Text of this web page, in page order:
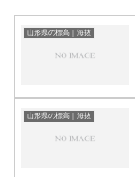
山形県の標高｜海抜
山形県の標高｜海抜